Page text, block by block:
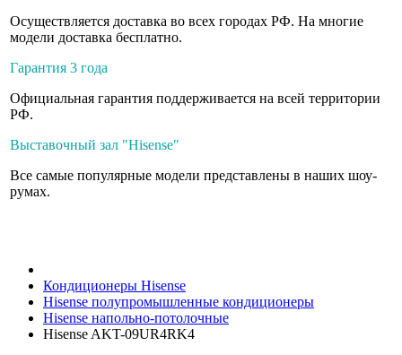
Осуществляется доставка во всех городах РФ. На многие
модели доставка бесплатно.
Гарантия 3 года
Официальная гарантия поддерживается на всей территории
РФ.
Выставочный зал "Hisense"
Все самые популярные модели представлены в наших шоу-
румах.
Кондиционеры Hisense
Hisense полупромышленные кондиционеры
Hisense напольно-потолочные
Hisense AKT-09UR4RK4